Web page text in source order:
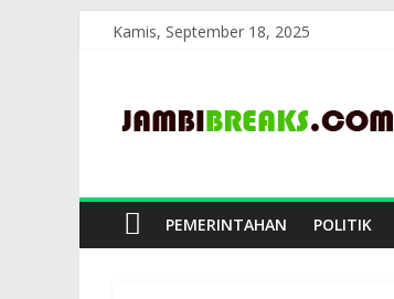
Kamis, September 18, 2025
JambiBreaks
PEMERINTAHAN POLITIK